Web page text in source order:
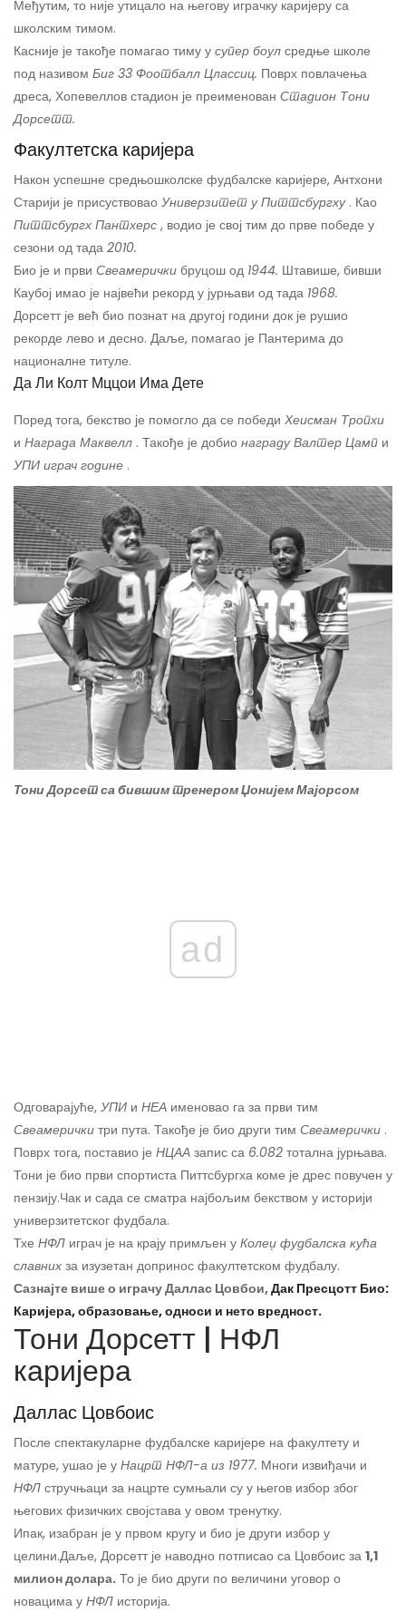
Међутим, то није утицало на његову играчку каријеру са
школским тимом.
Касније је такође помагао тиму у супер боул средње школе
под називом Биг 33 Фоотбалл Цлассиц. Поврх повлачења
дреса, Хопевеллов стадион је преименован Стадион Тони
Дорсетт.
Факултетска каријера
Након успешне средњошколске фудбалске каријере, Антхони
Старији је присуствовао Универзитет у Питтсбургху . Као
Питтсбургх Пантхерс , водио је свој тим до прве победе у
сезони од тада 2010.
Био је и први Свеамерички бруцош од 1944. Штавише, бивши
Каубој имао је највећи рекорд у јурњави од тада 1968.
Дорсетт је већ био познат на другој години док је рушио
рекорде лево и десно. Даље, помагао је Пантерима до
националне титуле.
Да Ли Колт Мццои Има Дете
Поред тога, бекство је помогло да се победи Хеисман Тропхи
и Награда Маквелл . Такође је добио награду Валтер Цамп и
УПИ играч године .
Тони Дорсет са бившим тренером Џонијем Мајорсом
ad
Одговарајуће, УПИ и НЕА именовао га за први тим
Свеамерички три пута. Такође је био други тим Свеамерички .
Поврх тога, поставио је НЦАА запис са 6.082 тотална јурњава.
Тони је био први спортиста Питтсбургха коме је дрес повучен у
пензију.Чак и сада се сматра најбољим бекством у историји
универзитетског фудбала.
Тхе НФЛ играч је на крају примљен у Колеџ фудбалска кућа
славних за изузетан допринос факултетском фудбалу.
Сазнајте више о играчу Даллас Цовбои,Дак Пресцотт Био:
Каријера, образовање, односи и нето вредност.
Тони Дорсетт | НФЛ
каријера
Даллас Цовбоис
После спектакуларне фудбалске каријере на факултету и
матуре, ушао је у Нацрт НФЛ-а из 1977. Многи извиђачи и
НФЛ стручњаци за нацрте сумњали су у његов избор због
његових физичких својстава у овом тренутку.
Ипак, изабран је у првом кругу и био је други избор у
целини.Даље, Дорсетт је наводно потписао са Цовбоис за 1,1
милион долара. То је био други по величини уговор о
новацима у НФЛ историја.